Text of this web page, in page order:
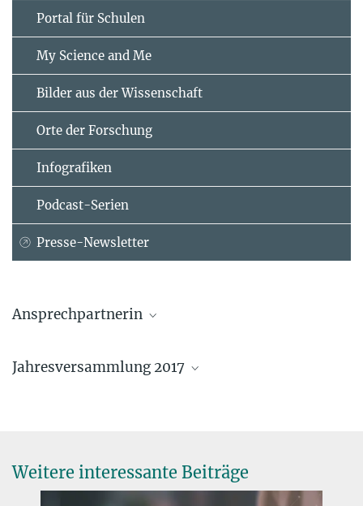
Portal für Schulen
My Science and Me
Bilder aus der Wissenschaft
Orte der Forschung
Infografiken
Podcast-Serien
Presse-Newsletter
Ansprechpartnerin
Pressesprecherin
Jahresversammlung 2017
Weitere interessante Beiträge